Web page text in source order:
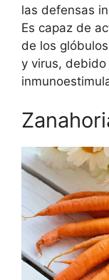
las defensas
Es capaz de
de los
y virus, debido